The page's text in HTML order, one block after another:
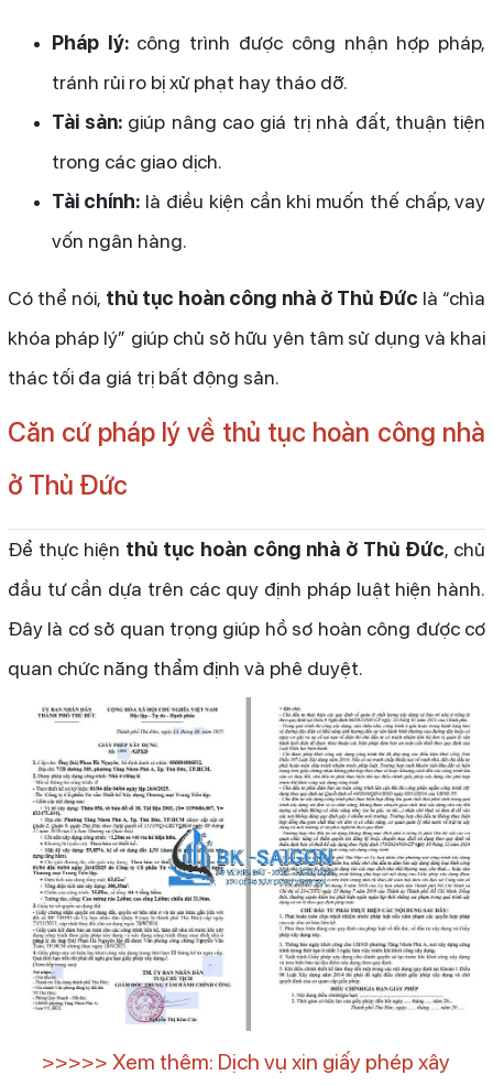
Pháp lý:công trình được công nhận hợp pháp,
tránh rủi ro bị xử phạt hay tháo dỡ.
Tài sản: giúp nâng cao giá trị nhà đất, thuận tiện
trong các giao dịch.
Tài chính: là điều kiện cần khi muốn thế chấp, vay
vốn ngân hàng.
Có thể nói, thủ tục hoàn công nhà ở Thủ Đức là “chìa
khóa pháp lý” giúp chủ sở hữu yên tâm sử dụng và khai
thác tối đa giá trị bất động sản.
Căn cứ pháp lý về thủ tục hoàn công nhà
ở Thủ Đức
Để thực hiện thủ tục hoàn công nhà ở Thủ Đức, chủ
đầu tư cần dựa trên các quy định pháp luật hiện hành.
Đây là cơ sở quan trọng giúp hồ sơ hoàn công được cơ
quan chức năng thẩm định và phê duyệt.
>>>>> Xem thêm: Dịch vụ xin giấy phép xây